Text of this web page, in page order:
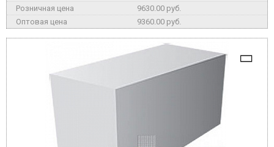
9630.00 руб.
9360.00 руб.